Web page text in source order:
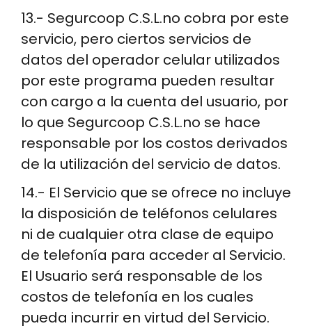
13.- Segurcoop C.S.L.no cobra por este
servicio, pero ciertos servicios de
datos del operador celular utilizados
por este programa pueden resultar
con cargo a la cuenta del usuario, por
lo que Segurcoop C.S.L.no se hace
responsable por los costos derivados
de la utilización del servicio de datos.
14.- El Servicio que se ofrece no incluye
la disposición de teléfonos celulares
ni de cualquier otra clase de equipo
de telefonía para acceder al Servicio.
El Usuario será responsable de los
costos de telefonía en los cuales
pueda incurrir en virtud del Servicio.